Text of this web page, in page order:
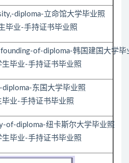
毕业-手持证书毕业照
毕业-手持证书毕业照
毕业-手持证书毕业照
毕业-手持证书毕业照